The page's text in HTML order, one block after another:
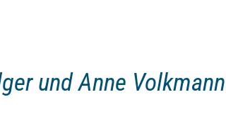
und Anne Volkmann